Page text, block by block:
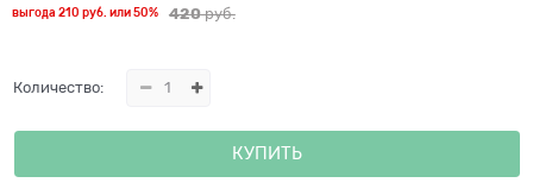
420 руб.
выгода 210 руб. или50%
Количество:
КУПИТЬ